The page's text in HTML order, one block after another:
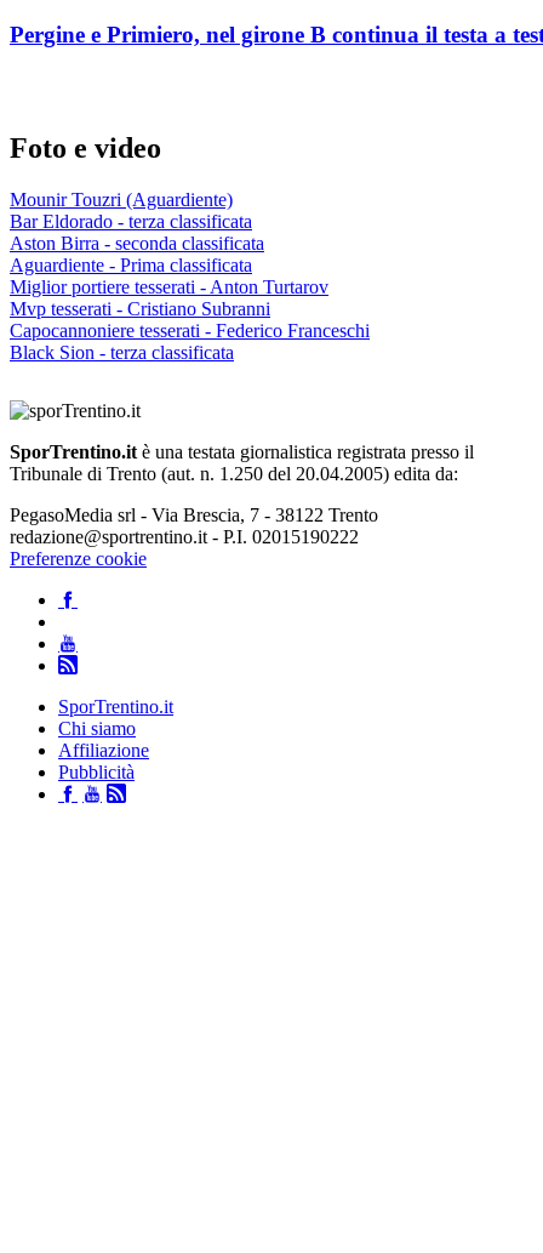
Pergine e Primiero, nel girone B continua il testa a
Foto e video
Mounir Touzri (Aguardiente)
Bar Eldorado - terza classificata
Aston Birra - seconda classificata
Aguardiente - Prima classificata
Miglior portiere tesserati - Anton Turtarov
Mvp tesserati - Cristiano Subranni
Capocannoniere tesserati - Federico Franceschi
Black Sion - terza classificata
SporTrentino.it è una testata giornalistica registrata presso il
Tribunale di Trento (aut. n. 1.250 del 20.04.2005) edita da:
PegasoMedia srl - Via Brescia, 7 - 38122 Trento
redazione@sportrentino.it - P.I. 02015190222
Preferenze cookie
SporTrentino.it
Chi siamo
Affiliazione
Pubblicità